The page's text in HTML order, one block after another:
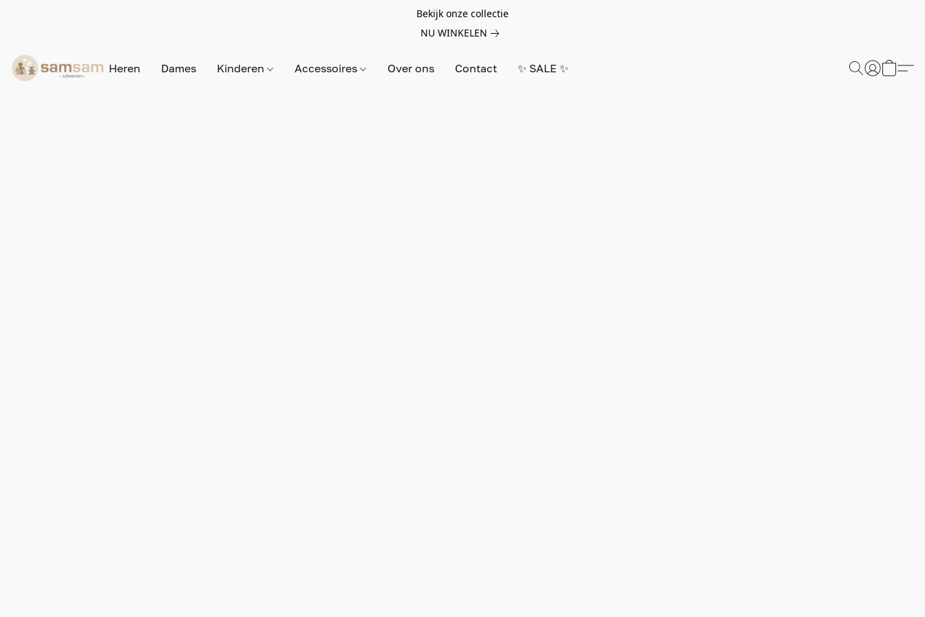
Bekijk onze collectie
NU WINKELEN
Heren Dames Kinderen Accessoires Over ons Contact ✨ SALE ✨